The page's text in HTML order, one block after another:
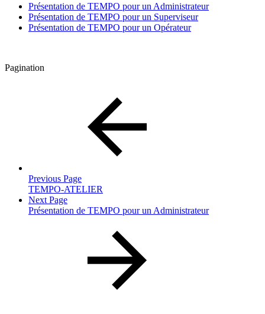
Présentation de TEMPO pour un Administrateur
Présentation de TEMPO pour un Superviseur
Présentation de TEMPO pour un Opérateur
Pagination
Previous Page
TEMPO-ATELIER
Next Page
Présentation de TEMPO pour un Administrateur